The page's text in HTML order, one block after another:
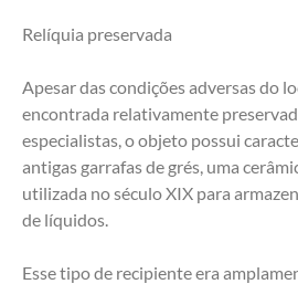
Relíquia preservada
Apesar das condições adversas do
encontrada relativamente
especialistas, o objeto possui
antigas garrafas de grés, uma
utilizada no século XIX para
de líquidos.
Esse tipo de recipiente era